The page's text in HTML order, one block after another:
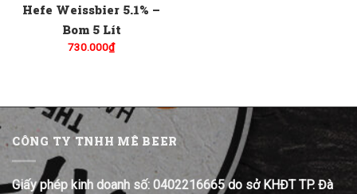
Hefe Weissbier 5.1% –
Bom 5 Lít
730.000₫
CÔNG TY TNHH MÊ BEER
Giấy phép kinh doanh số: 0402216665 do sở KHĐT TP. Đà